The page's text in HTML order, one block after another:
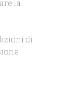
la
di